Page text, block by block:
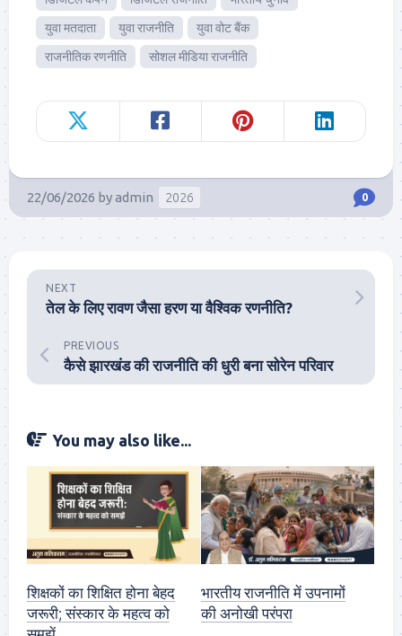
युवा मतदाता
युवा राजनीति
युवा वोट बैंक
राजनीतिक रणनीति
सोशल मीडिया राजनीति
22/06/2026 byadmin 2026 0
NEXT
तेल के लिए रावण जैसा हरण या वैश्विक रणनीति?
PREVIOUS
कैसे झारखंड की राजनीति की धुरी बना सोरेन परिवार
You may also like...
शिक्षकों का शिक्षित होना बेहद
जरूरी; संस्कार के महत्व को
भारतीय राजनीति में उपनामों
की अनोखी परंपरा